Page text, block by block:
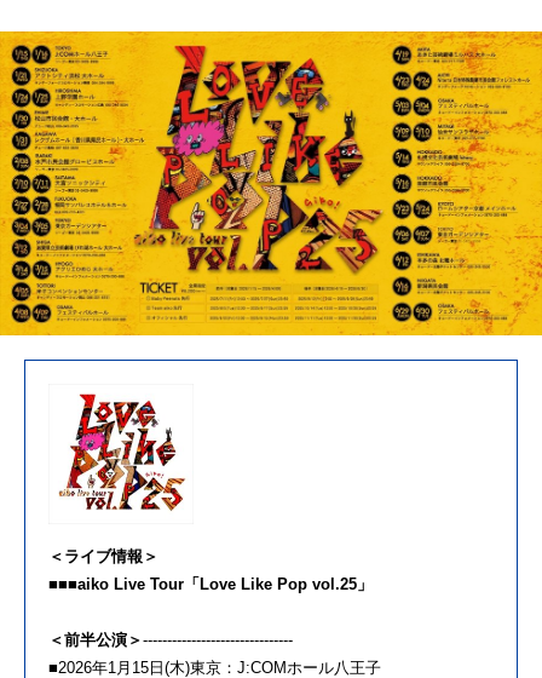
＜ライブ情報＞
■■■aiko Live Tour「Love Like Pop vol.25」
＜前半公演＞ -------------------------------
■2026年1月15日(木)東京：J:COMホール八王子